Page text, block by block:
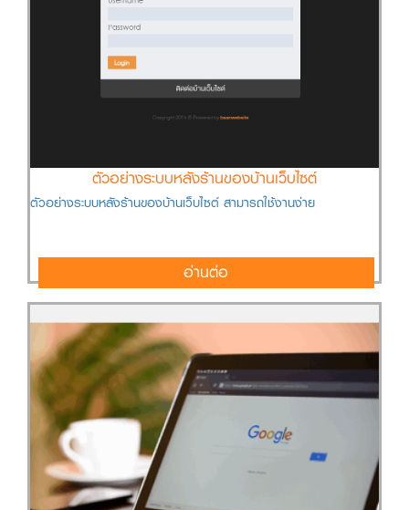
ตัวอย่างระบบหลังร้านของบ้านเว็บไซต์
ตัวอย่างระบบหลังร้านของบ้านเว็บไซต์ สามารถใช้งานง่าย
อ่านต่อ